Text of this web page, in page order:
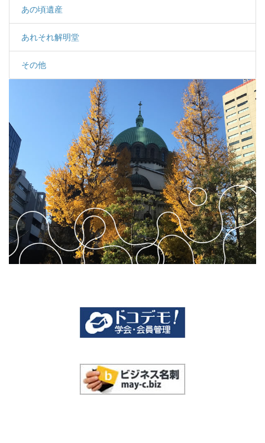
あの頃遺産
あれそれ解明堂
その他